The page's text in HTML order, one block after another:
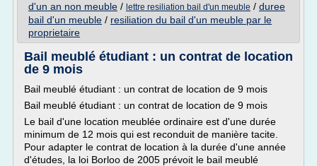
d'un an non meuble / lettre resiliation bail d'un meuble / duree
bail d'un meuble / resiliation du bail d'un meuble par le
proprietaire
Bail meublé étudiant : un contrat de location
de 9 mois
Bail meublé étudiant : un contrat de location de 9 mois
Bail meublé étudiant : un contrat de location de 9 mois
Le bail d'une location meublée ordinaire est d'une durée
minimum de 12 mois qui est reconduit de manière tacite.
Pour adapter le contrat de location à la durée d'une année
d'études, la loi Borloo de 2005 prévoit le bail meublé